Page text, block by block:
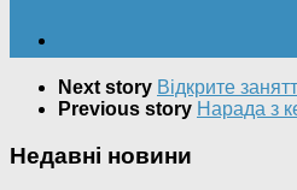
Next story Відкрите
Previous story Нарада з
Недавні новини